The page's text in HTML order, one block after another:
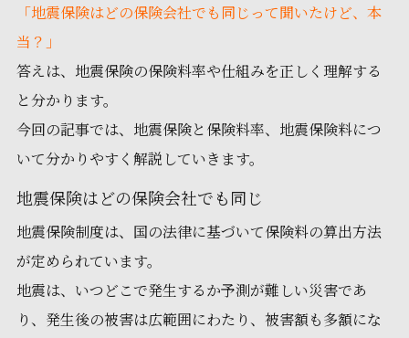
「地震保険はどの保険会社でも同じって聞いたけど、本
当？」
答えは、地震保険の保険料率や仕組みを正しく理解する
と分かります。
今回の記事では、地震保険と保険料率、地震保険料につ
いて分かりやすく解説していきます。
地震保険はどの保険会社でも同じ
地震保険制度は、国の法律に基づいて保険料の算出方法
が定められています。
地震は、いつどこで発生するか予測が難しい災害であ
り、発生後の被害は広範囲にわたり、被害額も多額にな